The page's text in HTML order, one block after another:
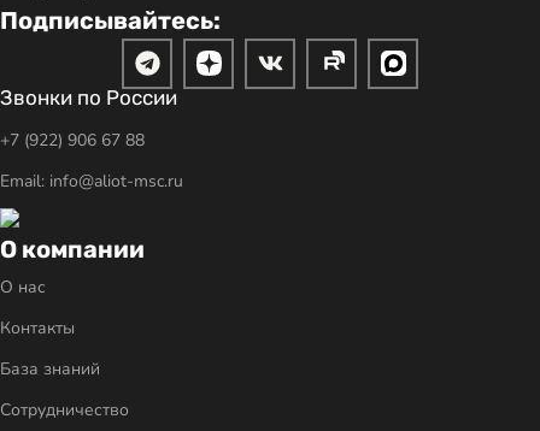
Подписывайтесь:
Звонки по России
+7 (922) 906 67 88
Email: info@aliot-msc.ru
О компании
О нас
Контакты
База знаний
Сотрудничество